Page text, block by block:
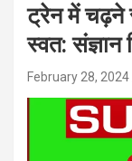
ट्रेन में चढ़ने
स्वत: संज्ञान
February 28, 2024